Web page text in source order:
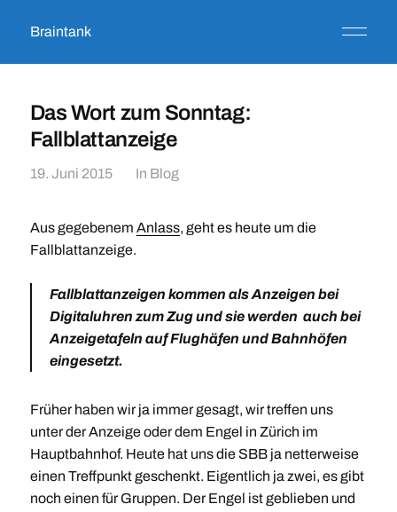
Braintank
Das Wort zum Sonntag:
Fallblattanzeige
19. Juni 2015 In Blog
Aus gegebenem Anlass, geht es heute um die
Fallblattanzeige.
Fallblattanzeigen kommen als Anzeigen bei
Digitaluhren zum Zug und sie werden auch bei
Anzeigetafeln auf Flughäfen und Bahnhöfen
eingesetzt.
Früher haben wir ja immer gesagt, wir treffen uns
unter der Anzeige oder dem Engel in Zürich im
Hauptbahnhof. Heute hat uns die SBB ja netterweise
einen Treffpunkt geschenkt. Eigentlich ja zwei, es gibt
noch einen für Gruppen. Der Engel ist geblieben und